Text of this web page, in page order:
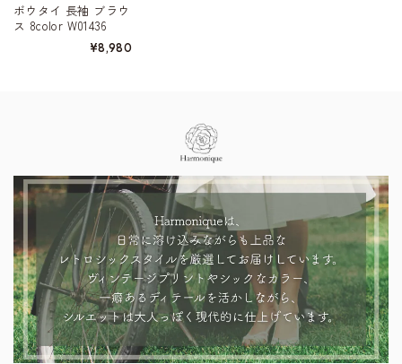
ボウタイ 長袖 ブラウ
ス 8color W01436
¥8,980